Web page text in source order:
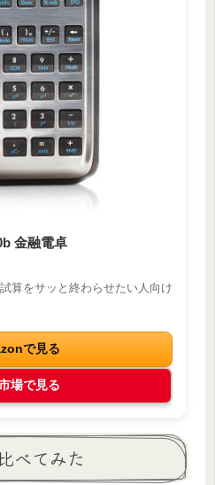
金融電卓
算をサッと終わらせたい人向け
で見る
場で見る
べてみた